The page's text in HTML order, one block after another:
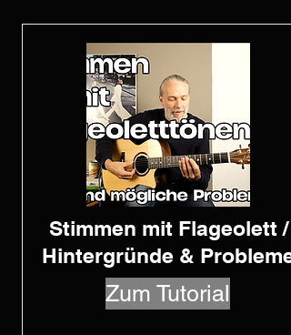
Stimmen mit Flageolett /
Hintergründe & Probleme
Zum Tutorial